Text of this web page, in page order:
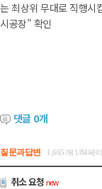
는 최상위 무대로 직행
시공장" 확인
댓글 0개
질문과답변 1,665개(1/84페
취소 요청 new